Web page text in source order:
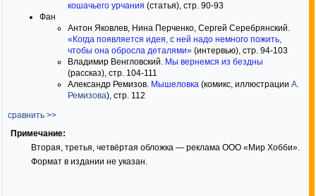
кошачьего урчания (статья), стр. 90-93
Фан
Антон Яковлев, Нина Перченко, Сергей Серебрянский.
«Когда появляется идея, с ней надо немного пожить,
чтобы она обросла деталями» (интервью), стр. 94-103
Владимир Венгловский. Мы вернемся из бездны
(рассказ), стр. 104-111
Александр Ремизов. Мышеловка (комикс, иллюстрации А.
Ремизова), стр. 112
сравнить >>
Примечание:
Вторая, третья, четвёртая обложка — реклама ООО «Мир Хобби».
Формат в издании не указан.